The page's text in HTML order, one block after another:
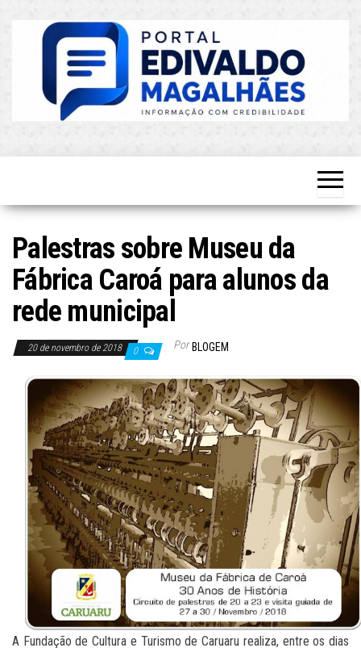
Atualizado!
Palestras sobre Museu da
Fábrica Caroá para alunos da
rede municipal
20 de novembro de 2018 0 Por BLOGEM
A Fundação de Cultura e Turismo de Caruaru realiza, entre os dias